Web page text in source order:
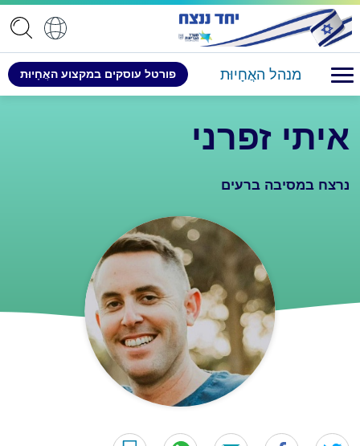
מנהל האֲחָיוּת פורטל ​​עוסקים במקצוע האֲחָיוּת
איתי זפרני
נרצח במסיבה ברעים